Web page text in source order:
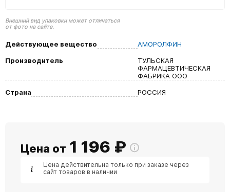
Внешний вид упаковки может отличаться
от фото на сайте.
Действующее вещество
АМОРОЛФИН
Производитель
ТУЛЬСКАЯ
ФАРМАЦЕВТИЧЕСКАЯ
ФАБРИКА ООО
Страна
РОССИЯ
Цена от 1 196 ₽
Цена действительна только при заказе через
сайт товаров в наличии